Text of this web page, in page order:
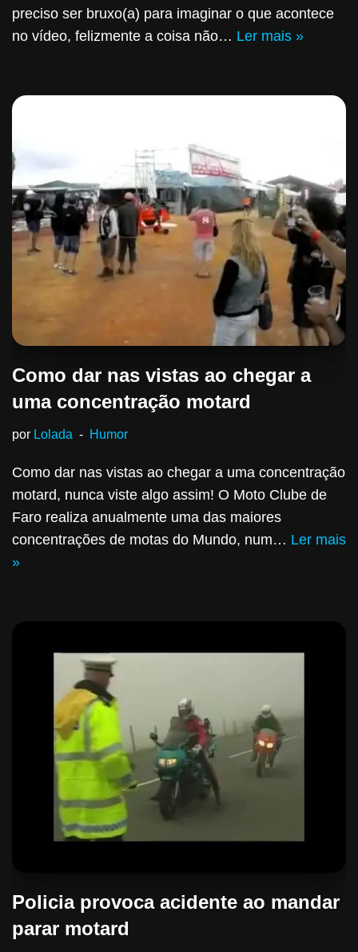
preciso ser bruxo(a) para imaginar o que acontece
no vídeo, felizmente a coisa não… Ler mais »
Como dar nas vistas ao chegar a
uma concentração motard
por Lolada Humor
Como dar nas vistas ao chegar a uma concentração
motard, nunca viste algo assim! O Moto Clube de
Faro realiza anualmente uma das maiores
concentrações de motas do Mundo, num… Ler mais
»
Policia provoca acidente ao mandar
parar motard